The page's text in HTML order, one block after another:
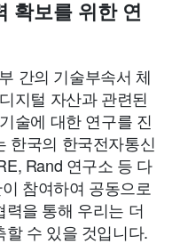
확보를 위한 연
간의 기술부속서 체
지털 자산과 관련된
술에 대한 연구를 진
한국의 한국전자통신
Rand 연구소 등 다
참여하여 공동으로
을 통해 우리는 더
수 있을 것입니다.